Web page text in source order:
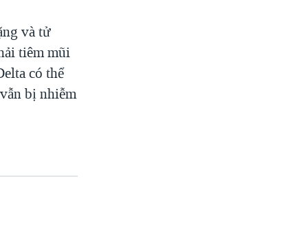
và tử
tiêm mũi
có thể
bị nhiễm